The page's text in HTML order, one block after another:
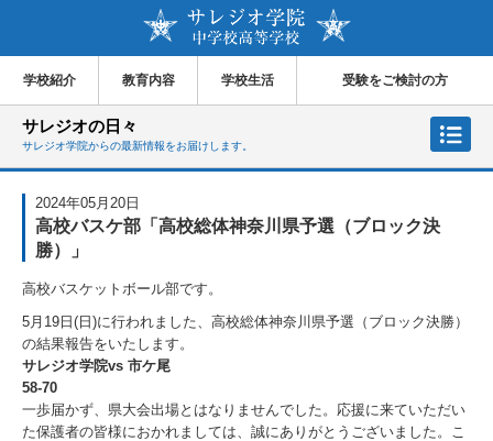
学校紹介 教育内容 学校生活 受験をご検討の方
サレジオの日々
サレジオ学院からの最新情報をお届けします。
2024年05月20日
高校バスケ部「高校総体神奈川県予選（ブロック決
勝）」
高校バスケットボール部です。
5月19日(日)に行われました、高校総体神奈川県予選（ブロック決勝）
の結果報告をいたします。
サレジオ学院vs 市ケ尾
58-70
一歩届かず、県大会出場とはなりませんでした。応援に来ていただい
た保護者の皆様におかれましては、誠にありがとうございました。こ